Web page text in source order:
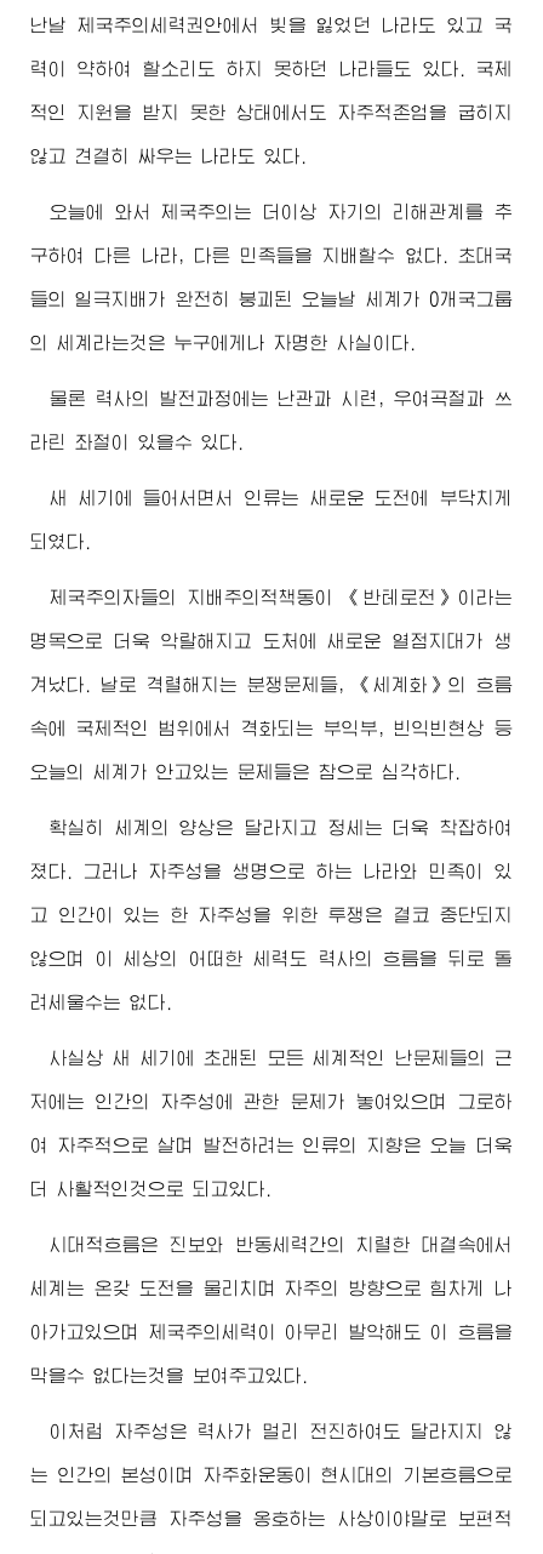
난날 제국주의세력권안에서 빛을 잃었던 나라도 있고 국
력이 약하여 할소리도 하지 못하던 나라들도 있다. 국제
적인 지원을 받지 못한 상태에서도 자주적존엄을 굽히지
않고 견결히 싸우는 나라도 있다.
오늘에 와서 제국주의는 더이상 자기의 리해관계를 추
구하여 다른 나라, 다른 민족들을 지배할수 없다. 초대국
들의 일극지배가 완전히 붕괴된 오늘날 세계가 0개국그룹
의 세계라는것은 누구에게나 자명한 사실이다.
물론 력사의 발전과정에는 난관과 시련, 우여곡절과 쓰
라린 좌절이 있을수 있다.
새 세기에 들어서면서 인류는 새로운 도전에 부닥치게
되였다.
제국주의자들의 지배주의적책동이 《반테로전》이라는
명목으로 더욱 악랄해지고 도처에 새로운 열점지대가 생
겨났다. 날로 격렬해지는 분쟁문제들, 《세계화》의 흐름
속에 국제적인 범위에서 격화되는 부익부, 빈익빈현상 등
오늘의 세계가 안고있는 문제들은 참으로 심각하다.
확실히 세계의 양상은 달라지고 정세는 더욱 착잡하여
졌다. 그러나 자주성을 생명으로 하는 나라와 민족이 있
고 인간이 있는 한 자주성을 위한 투쟁은 결코 중단되지
않으며 이 세상의 어떠한 세력도 력사의 흐름을 뒤로 돌
려세울수는 없다.
사실상 새 세기에 초래된 모든 세계적인 난문제들의 근
저에는 인간의 자주성에 관한 문제가 놓여있으며 그로하
여 자주적으로 살며 발전하려는 인류의 지향은 오늘 더욱
더 사활적인것으로 되고있다.
시대적흐름은 진보와 반동세력간의 치렬한 대결속에서
세계는 온갖 도전을 물리치며 자주의 방향으로 힘차게 나
아가고있으며 제국주의세력이 아무리 발악해도 이 흐름을
막을수 없다는것을 보여주고있다.
이처럼 자주성은 력사가 멀리 전진하여도 달라지지 않
는 인간의 본성이며 자주화운동이 현시대의 기본흐름으로
되고있는것만큼 자주성을 옹호하는 사상이야말로 보편적